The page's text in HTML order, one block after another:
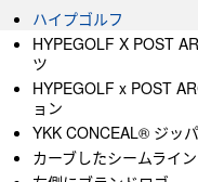
ハイプゴルフ
HYPEGOLF X POST
ツ
HYPEGOLF x POST
ョン
YKK CONCEAL® ジッ
カーブしたシームライ